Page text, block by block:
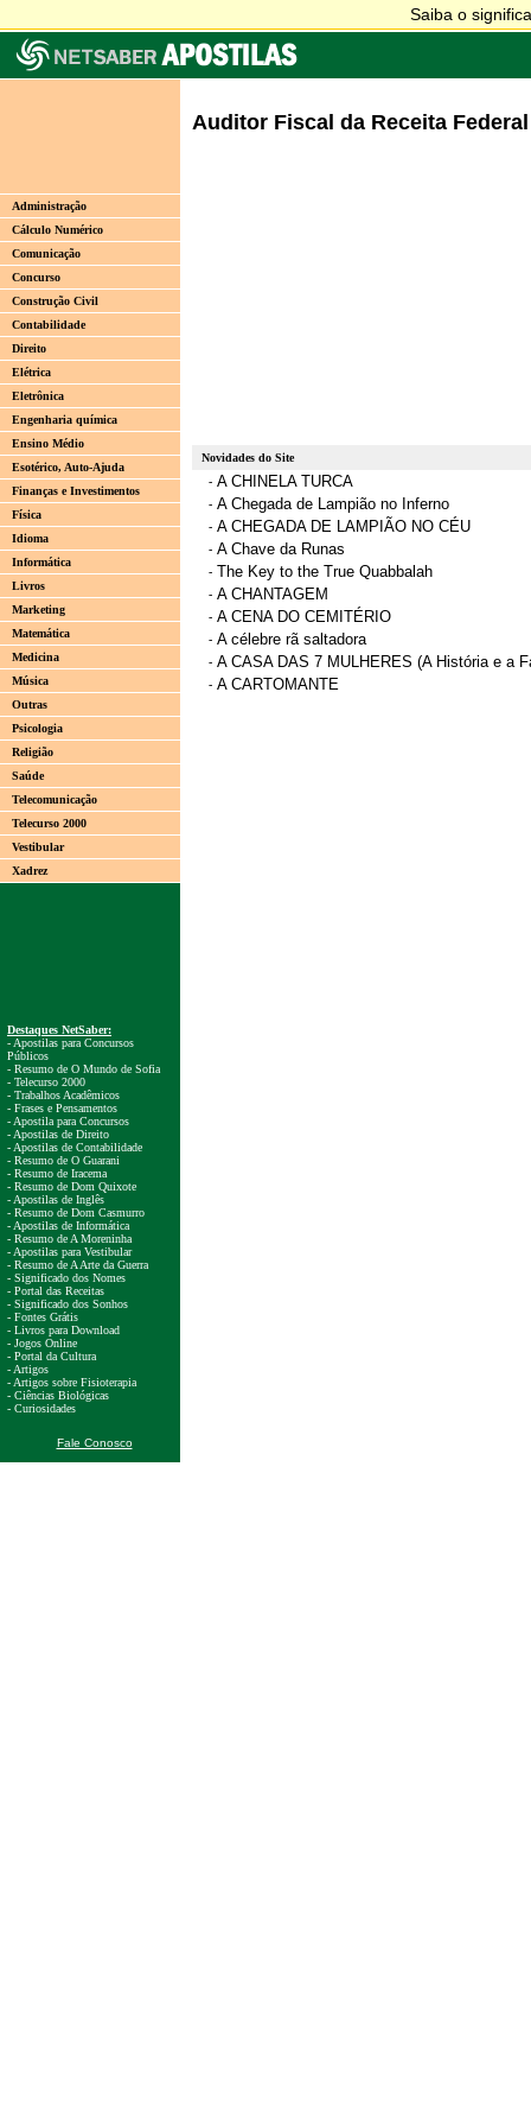
Administração
Cálculo Numérico
Comunicação
Concurso
Construção Civil
Contabilidade
Direito
Elétrica
Eletrônica
Engenharia química
Ensino Médio
Esotérico, Auto-Ajuda
Finanças e Investimentos
Física
Idioma
Informática
Livros
Marketing
Matemática
Medicina
Música
Outras
Psicologia
Religião
Saúde
Telecomunicação
Telecurso 2000
Vestibular
Xadrez
Destaques NetSaber:
- Apostilas para Concursos
Públicos
- Resumo de O Mundo de Sofia
- Telecurso 2000
- Trabalhos Acadêmicos
- Frases e Pensamentos
- Apostila para Concursos
- Apostilas de Direito
- Apostilas de Contabilidade
- Resumo de O Guarani
- Resumo de Iracema
- Resumo de Dom Quixote
- Apostilas de Inglês
- Resumo de Dom Casmurro
- Apostilas de Informática
- Resumo de A Moreninha
- Apostilas para Vestibular
- Resumo de A Arte da Guerra
- Significado dos Nomes
- Portal das Receitas
- Significado dos Sonhos
- Fontes Grátis
- Livros para Download
- Jogos Online
- Portal da Cultura
- Artigos
- Artigos sobre Fisioterapia
- Ciências Biológicas
- Curiosidades
Fale Conosco
Auditor Fiscal da Receita Federal
Novidades do Site
- A CHINELA TURCA
- A Chegada de Lampião no Inferno
- A CHEGADA DE LAMPIÃO NO CÉU
- A Chave da Runas
- The Key to the True Quabbalah
- A CHANTAGEM
- A CENA DO CEMITÉRIO
- A célebre rã saltadora
- A CASA DAS 7 MULHERES (A História e a
- A CARTOMANTE